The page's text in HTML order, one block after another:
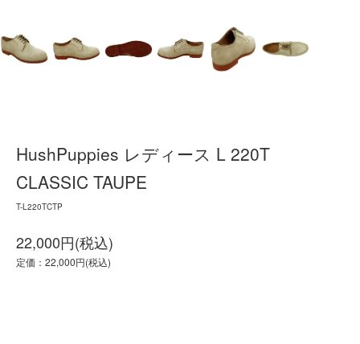
HushPuppies レディース L 220T
CLASSIC TAUPE
T-L220TCTP
22,000円(税込)
定価：22,000円(税込)